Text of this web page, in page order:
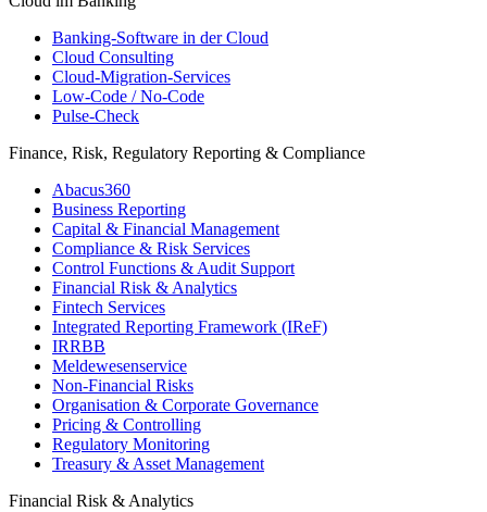
Banking-​Software in der Cloud
Cloud Consulting
Cloud-Migration-Services
Low-Code / No-Code
Pulse-Check
Finance, Risk, Regulatory Reporting & Compliance
Abacus360
Business Reporting
Capital & Financial Management
Compliance & Risk Services
Control Functions & Audit Support
Financial Risk & Analytics
Fintech Services
Integrated Reporting Framework (IReF)
IRRBB
Meldewesenservice
Non-​Financial Risks
Organisation & Corporate Governance
Pricing & Controlling
Regulatory Monitoring
Treasury & Asset Management
Financial Risk & Analytics